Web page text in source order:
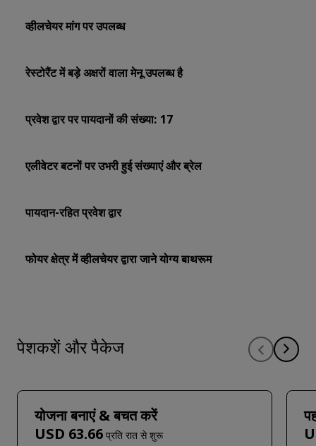
व्हीलचेयर मांग पर उपलब्ध
रेस्टोरैंट में बड़े अक्षरों वाला मेनू उपलब्ध है
प्रवेश द्वार पर पायदानों की संख्या: 17
एलीवेटर बटनों पर उभरी हुई संख्याएं और ब्रेल
पायदान-रहित प्रवेश द्वार
फोयर क्षेत्र में व्हीलचेयर द्वारा जाने योग्य बाथरूम
पेशकशें और पैकेज
योजना बनाएं & बचत करें
USD 63.66 प्रति रात से शुरू